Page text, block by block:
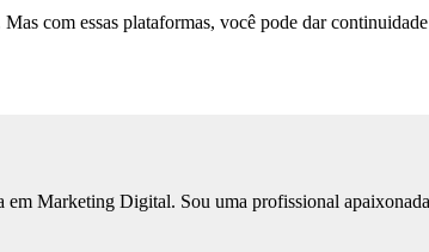
com essas plataformas, você pode dar
em Marketing Digital. Sou uma profissional